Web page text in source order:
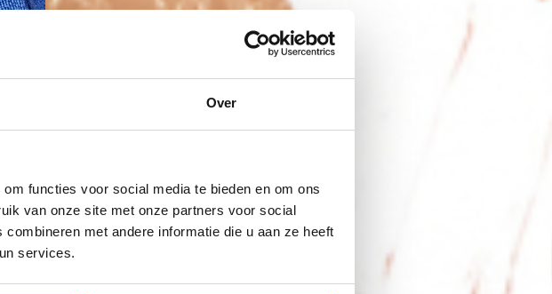
Over
functies voor social media te bieden en om ons
van onze site met onze partners voor social
met andere informatie die u aan ze heeft
services.